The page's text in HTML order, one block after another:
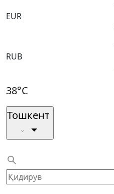
EUR
RUB
38°C
Тошкент